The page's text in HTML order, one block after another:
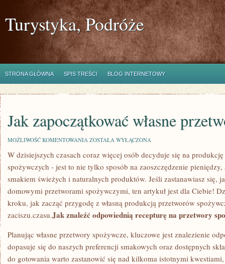
Turystyka, Podróże
STRONA GŁÓWNA SPIS TREŚCI BLOG INTERNETOWY
Jak zapoczątkować własne
MOŻLIWOŚĆ KOMENTOWANIA JAK
WŁASNE
PRZETWORY
SPOŻYWCZE
ZOSTAŁA WYŁĄCZONA
W dzisiejszych czasach coraz więcej ⁣osób⁣ decyduje się​ na
spożywczych -‍ jest to nie tylko sposób na zaoszczędzenie ‍pieniędzy,
smakiem ‍świeżych i naturalnych produktów. Jeśli zastanawiasz ‌się,
domowymi przetworami spożywczymi,⁤ ten artykuł jest dla ⁢Ciebie!
kroku, jak⁢ zacząć przygodę z własną produkcją przetworów
zaciszu.czasu.Jak znaleźć odpowiednią recepturę ⁢na przetwory
Planując własne ‍przetwory spożywcze, kluczowe jest znalezienie
dopasuje się do naszych preferencji⁣ smakowych oraz dostępnych
do ‌gotowania warto zastanowić się nad ⁣kilkoma istotnymi